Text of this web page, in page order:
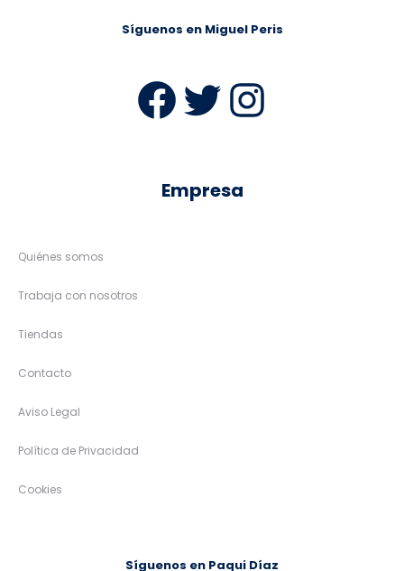
Síguenos en Miguel Peris
Facebook
Twitter
Empresa
Quiénes somos
Trabaja con nosotros
Tiendas
Contacto
Aviso Legal
Política de Privacidad
Cookies
Síguenos en Paqui Díaz